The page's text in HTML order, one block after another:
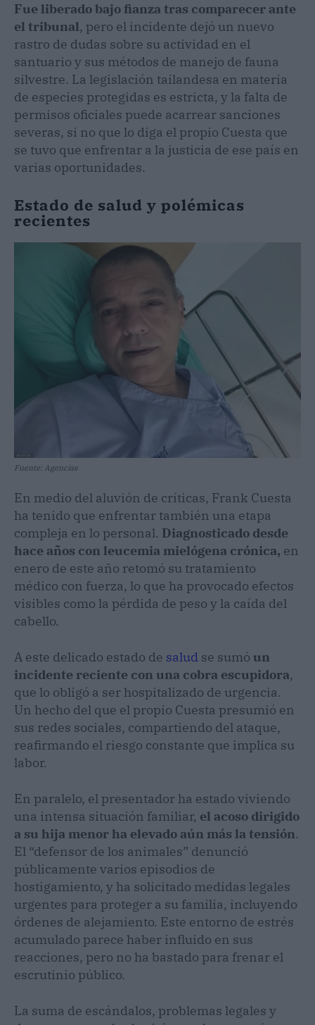
Fue liberado bajo fianza tras comparecer ante
el tribunal, pero el incidente dejó un nuevo
rastro de dudas sobre su actividad en el
santuario y sus métodos de manejo de fauna
silvestre. La legislación tailandesa en materia
de especies protegidas es estricta, y la falta de
permisos oficiales puede acarrear sanciones
severas, si no que lo diga el propio Cuesta que
se tuvo que enfrentar a la justicia de ese país en
varias oportunidades.
Estado de salud y polémicas
recientes
Fuente: Agencias
En medio del aluvión de críticas, Frank Cuesta
ha tenido que enfrentar también una etapa
compleja en lo personal. Diagnosticado desde
hace años con leucemia mielógena crónica, en
enero de este año retomó su tratamiento
médico con fuerza, lo que ha provocado efectos
visibles como la pérdida de peso y la caída del
cabello.
A este delicado estado de salud se sumó un
incidente reciente con una cobra escupidora,
que lo obligó a ser hospitalizado de urgencia.
Un hecho del que el propio Cuesta presumió en
sus redes sociales, compartiendo del ataque,
reafirmando el riesgo constante que implica su
labor.
En paralelo, el presentador ha estado viviendo
una intensa situación familiar, el acoso dirigido
a su hija menor ha elevado aún más la tensión.
El “defensor de los animales” denunció
públicamente varios episodios de
hostigamiento, y ha solicitado medidas legales
urgentes para proteger a su familia, incluyendo
órdenes de alejamiento. Este entorno de estrés
acumulado parece haber influido en sus
reacciones, pero no ha bastado para frenar el
escrutinio público.
La suma de escándalos, problemas legales y